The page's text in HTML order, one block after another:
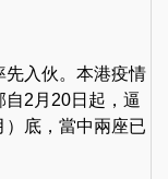
先入伙。本港疫情
自2月20日起，逼
底，當中兩座已